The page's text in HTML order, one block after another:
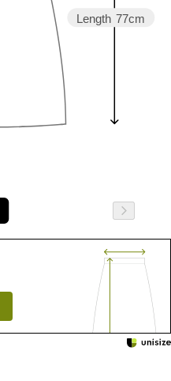
Length 77cm